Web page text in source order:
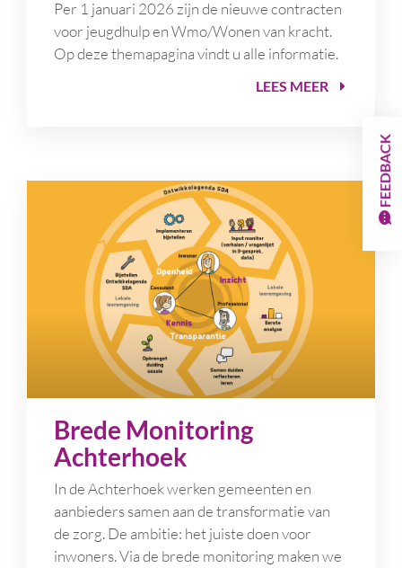
Per 1 januari 2026 zijn de nieuwe contracten
voor jeugdhulp en Wmo/Wonen van kracht.
Op deze themapagina vindt u alle informatie.
LEES MEER
Brede Monitoring
Achterhoek
In de Achterhoek werken gemeenten en
aanbieders samen aan de transformatie van
de zorg. De ambitie: het juiste doen voor
inwoners. Via de brede monitoring maken we
FEEDBACK